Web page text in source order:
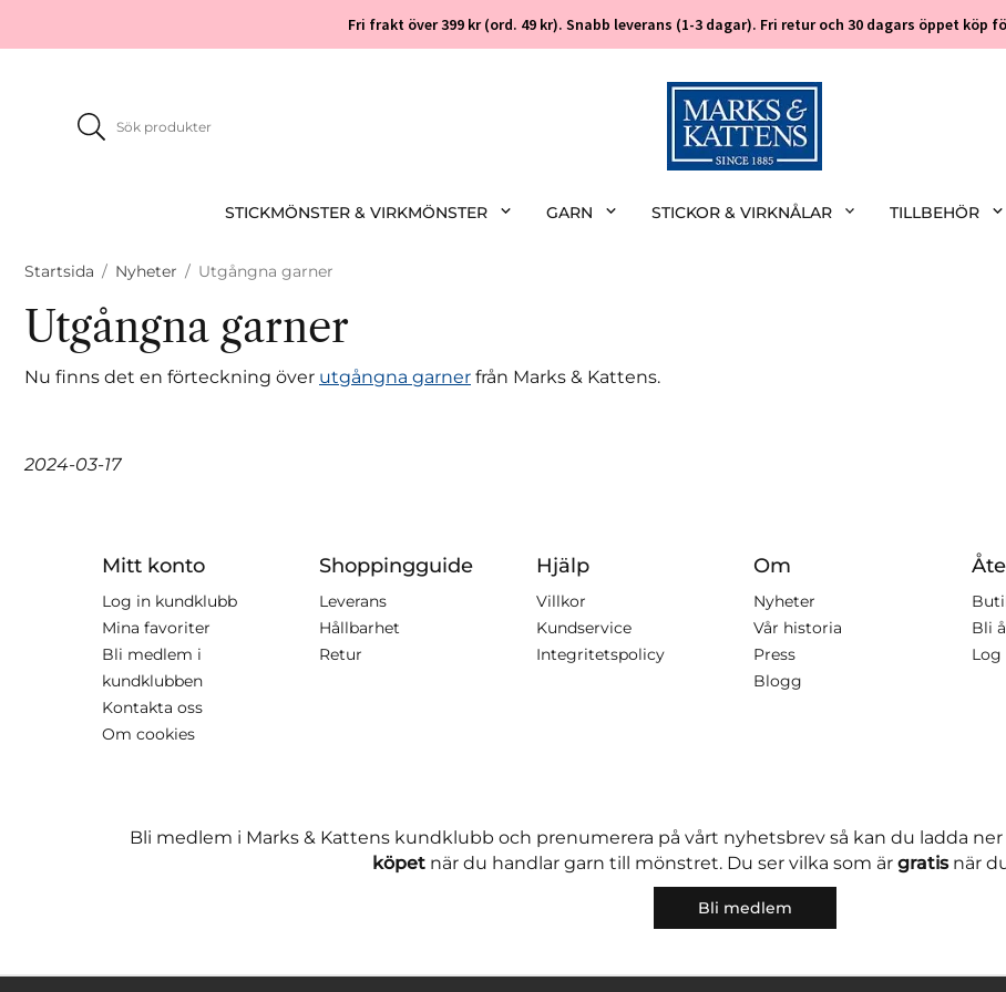
Fri frakt över 399 kr (ord. 49 kr). Snabb leverans (1-3 dagar). Fri retur och 30 dagars öppet köp
STICKMÖNSTER & VIRKMÖNSTER GARN STICKOR & VIRKNÅLAR TILLBEHÖR
Startsida / Nyheter / Utgångna garner
Utgångna garner
Nu finns det en förteckning över utgångna garner från Marks & Kattens.
2024-03-17
Mitt konto
Log in kundklubb
Mina favoriter
Bli medlem i
kundklubben
Kontakta oss
Om cookies
Shoppingguide
Leverans
Hållbarhet
Retur
Hjälp
Villkor
Kundservice
Integritetspolicy
Om
Nyheter
Vår historia
Press
Blogg
Bli
Log
Bli medlem i Marks & Kattens kundklubb och prenumerera på vårt nyhetsbrev så kan du ladda
köpetnär du handlar garn till mönstret. Du ser vilka som är gratisnär
Bli medlem